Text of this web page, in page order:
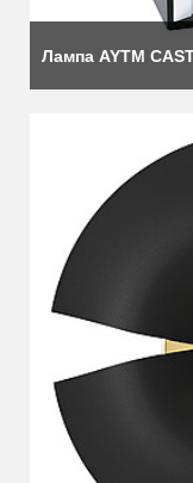
Лампа AYTM